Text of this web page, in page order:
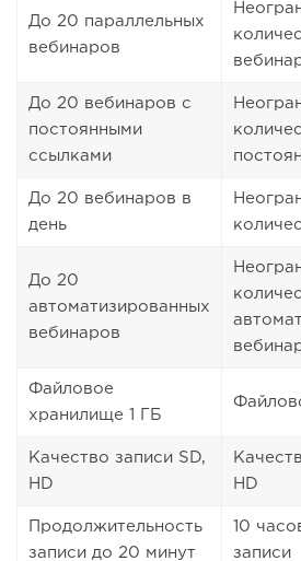
До 20 параллельных
вебинаров
До 20 вебинаров с
постоянными
ссылками
До 20 вебинаров в
день
До 20
автоматизированных
вебинаров
Файловое
хранилище 1 ГБ
Качество записи SD,
HD
HD
Продолжительность
записи до 20 минут
10
записи